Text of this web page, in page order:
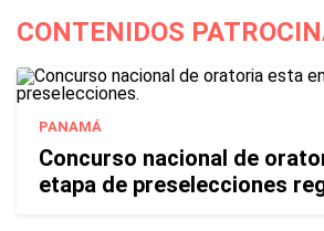
CONTENIDOS
PANAMÁ
Concurso nacional de
etapa de preselecciones